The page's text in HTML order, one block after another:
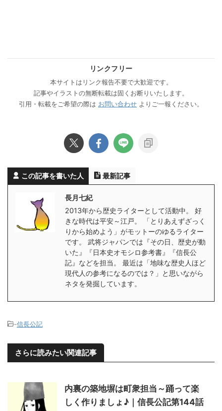
リンクフリー
本サイトはリンク報告不要で大歓迎です。
記事やイラストの無断転載は固くお断りいたします。
引用・転載をご希望の際は お問い合わせ よりご一報ください。
この記事を書いた人 最新記事
長月七紀
2013年から歴史ライターとして活動中。 好
きな時代は平安～江戸。 「とりあえずざっく
りから始めよう」がモットーのゆるライター
です。 武将ジャパンでは『その日、歴史が動
いた』『日本史オモシロ参考書』『信長公
記』などを担当。 最近は「地味な歴史人ほど
現代人の参考になるのでは？」と思いながら
ネタを発掘しています。
-信長公記
さらに読みたい関連記事
内裏の築地塀は町衆担当～踊って楽
しく作りましょ♪｜信長公記第144話